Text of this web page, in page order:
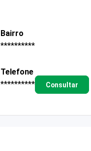
Bairro
**********
Telefone
**********
Consultar